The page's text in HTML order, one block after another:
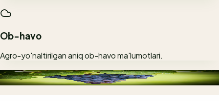
Ob-havo
Agro-yo'naltirilgan aniq ob-havo ma'lumotlari.
Interfeys bilan tanishing